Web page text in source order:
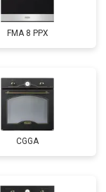
FMA 8 PPX
CGGA